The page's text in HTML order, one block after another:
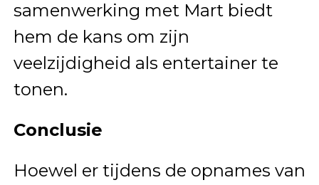
samenwerking met Mart biedt
hem de kans om zijn
veelzijdigheid als entertainer te
tonen.
Conclusie
Hoewel er tijdens de opnames van